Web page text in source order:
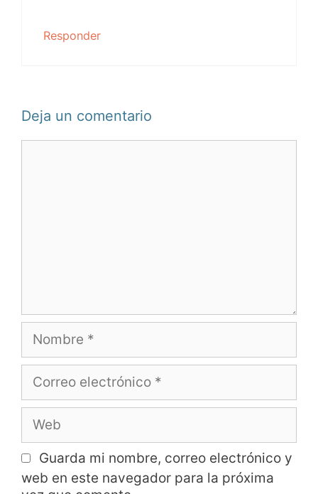
Responder
Deja un comentario
Guarda mi nombre, correo electrónico y
web en este navegador para la próxima